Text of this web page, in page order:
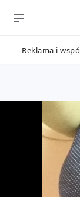
Reklama i